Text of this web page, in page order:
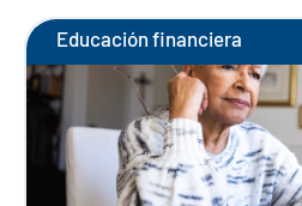
Educación financiera